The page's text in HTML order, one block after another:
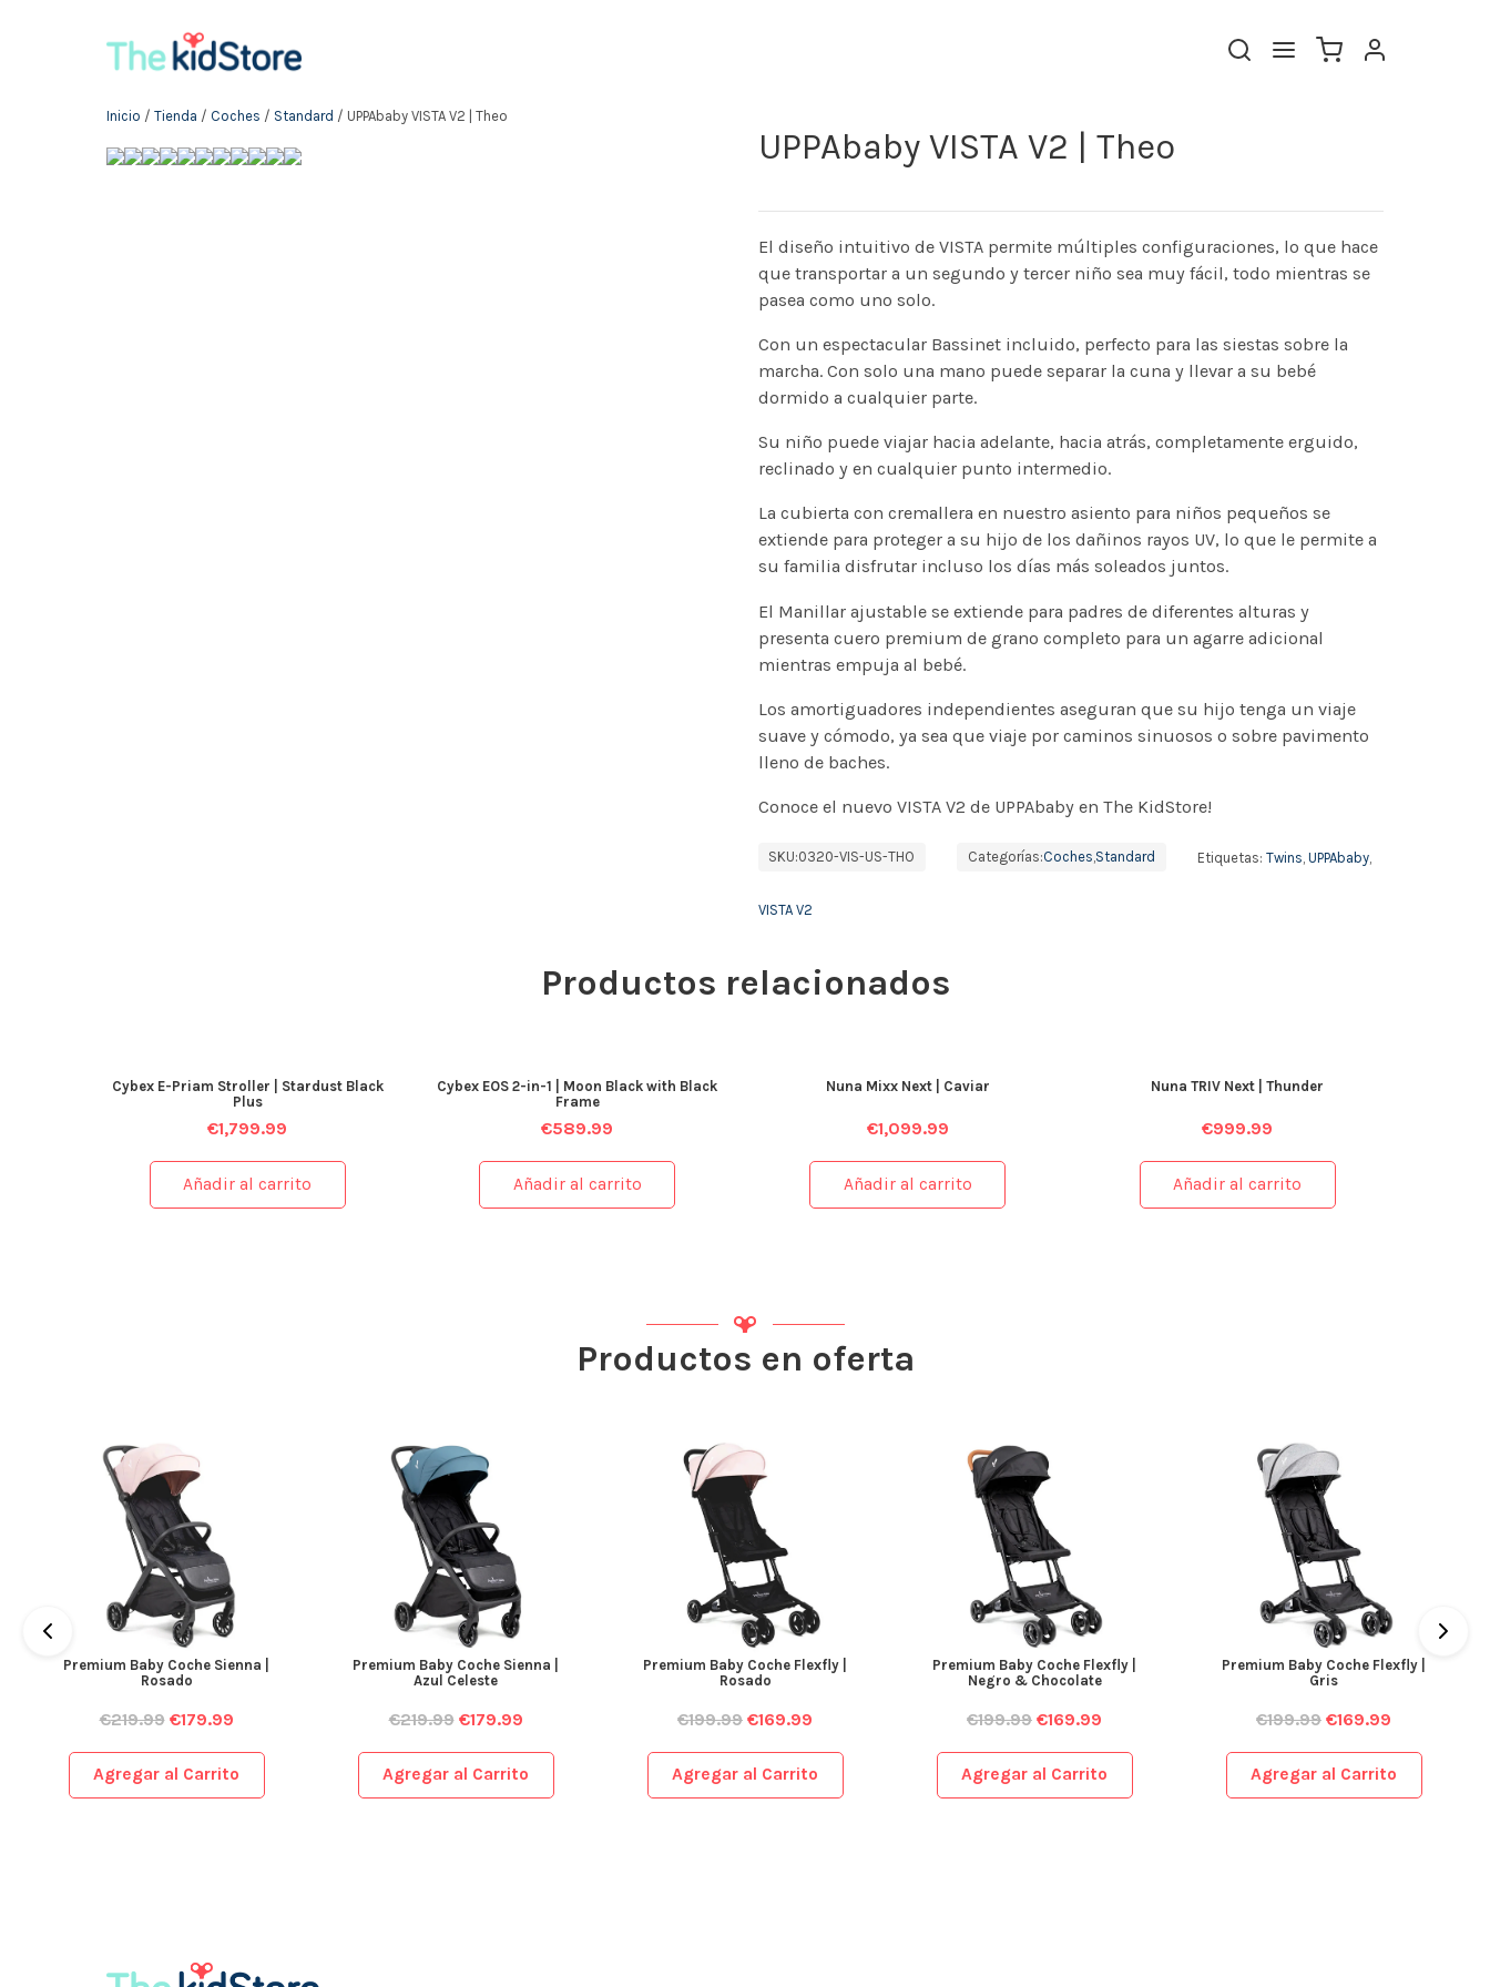
Inicio / Tienda / Coches / Standard / UPPAbaby VISTA V2 | Theo
UPPAbaby VISTA V2 | Theo
El diseño intuitivo de VISTA permite múltiples configuraciones, lo que hace
que transportar a un segundo y tercer niño sea muy fácil, todo mientras se
pasea como uno solo.
Con un espectacular Bassinet incluido, perfecto para las siestas sobre la
marcha. Con solo una mano puede separar la cuna y llevar a su bebé
dormido a cualquier parte.
Su niño puede viajar hacia adelante, hacia atrás, completamente erguido,
reclinado y en cualquier punto intermedio.
La cubierta con cremallera en nuestro asiento para niños pequeños se
extiende para proteger a su hijo de los dañinos rayos UV, lo que le permite a
su familia disfrutar incluso los días más soleados juntos.
El Manillar ajustable se extiende para padres de diferentes alturas y
presenta cuero premium de grano completo para un agarre adicional
mientras empuja al bebé.
Los amortiguadores independientes aseguran que su hijo tenga un viaje
suave y cómodo, ya sea que viaje por caminos sinuosos o sobre pavimento
lleno de baches.
Conoce el nuevo VISTA V2 de UPPAbaby en The KidStore!
SKU:0320-VIS-US-THO Categorías:Coches,Standard Etiquetas: Twins UPPAbaby,
VISTA V2
Productos relacionados
Cybex E-Priam Stroller | Stardust Black
Plus
€1,799.99
Añadir al carrito
Cybex EOS 2-in-1 | Moon Black with Black
Frame
€589.99
Añadir al carrito
Nuna Mixx Next | Caviar
€1,099.99
Añadir al carrito
Nuna TRIV Next | Thunder
€999.99
Añadir al carrito
Productos en oferta
Premium Baby Coche Sienna |
Rosado
€219.99 €179.99
Agregar al Carrito
Premium Baby Coche Sienna |
Azul Celeste
€219.99 €179.99
Agregar al Carrito
Premium Baby Coche Flexfly |
Rosado
€199.99 €169.99
Agregar al Carrito
Premium Baby Coche Flexfly |
Negro & Chocolate
€199.99 €169.99
Agregar al Carrito
Premium Baby Coche Flexfly |
Gris
€199.99 €169.99
Agregar al Carrito